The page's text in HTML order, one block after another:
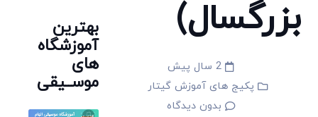
بزرگسال)
2 سال پیش
پکیج های آموزش گیتار
بدون دیدگاه
بهترین
آموزشگاه
های
موســیقی